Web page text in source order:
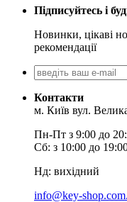
Підписуйтесь і
Новинки, цікаві
рекомендації
Контакти
м. Київ вул.
Пн-Пт з 9:00 до
Сб: з 10:00 до
Нд: вихідний
info@key-